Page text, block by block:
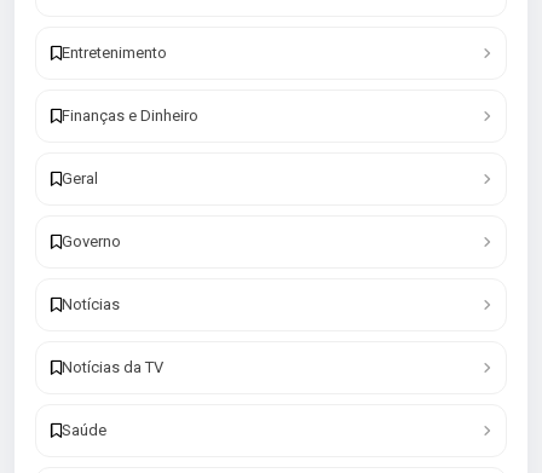
Entretenimento
Finanças e Dinheiro
Geral
Governo
Notícias
Notícias da TV
Saúde